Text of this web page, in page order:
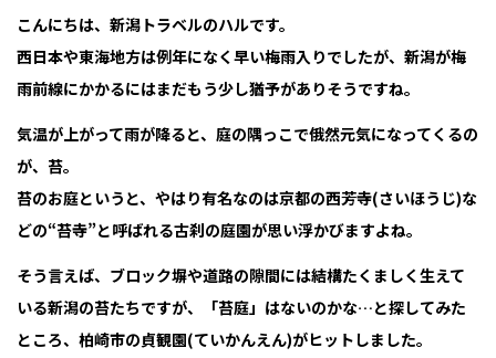
こんにちは、新潟トラベルのハルです。
西日本や東海地方は例年になく早い梅雨入りでしたが、新潟が梅
雨前線にかかるにはまだもう少し猶予がありそうですね。
気温が上がって雨が降ると、庭の隅っこで俄然元気になってくるの
が、苔。
苔のお庭というと、やはり有名なのは京都の西芳寺(さいほうじ)な
どの“苔寺”と呼ばれる古刹の庭園が思い浮かびますよね。
そう言えば、ブロック塀や道路の隙間には結構たくましく生えて
いる新潟の苔たちですが、「苔庭」はないのかな…と探してみた
ところ、柏崎市の貞観園(ていかんえん)がヒットしました。